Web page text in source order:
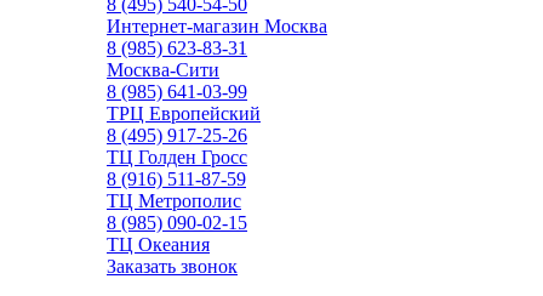
8 (495) 540-54-50
Интернет-магазин Москва
8 (985) 623-83-31
Москва-Сити
8 (985) 641-03-99
ТРЦ Европейский
8 (495) 917-25-26
ТЦ Голден Гросс
8 (916) 511-87-59
ТЦ Метрополис
8 (985) 090-02-15
ТЦ Океания
Заказать звонок